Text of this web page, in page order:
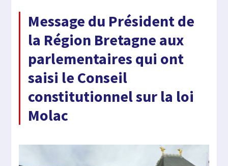
Message du Président de
la Région Bretagne aux
parlementaires qui ont
saisi le Conseil
constitutionnel sur la loi
Molac